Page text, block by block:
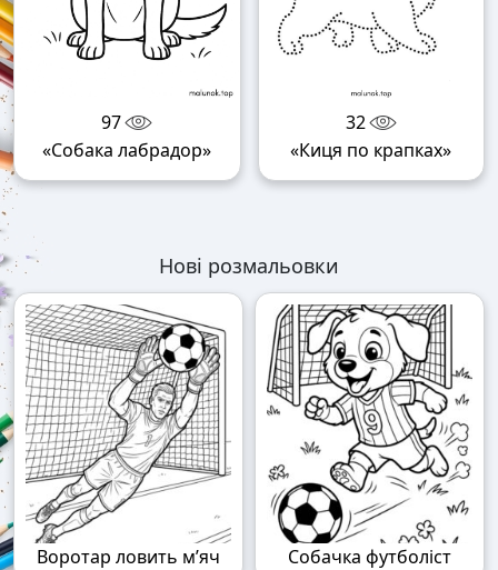
97
«Собака лабрадор»
32
«Киця по крапках»
Нові розмальовки
Воротар ловить м’яч Собачка футболіст